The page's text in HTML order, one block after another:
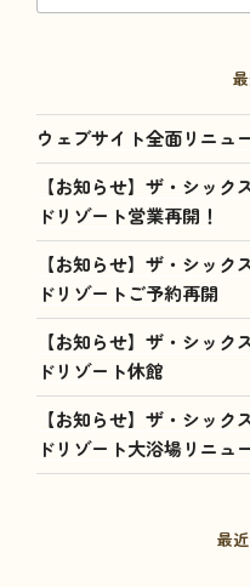
ウェブサイト全面リニュ
【お知らせ】ザ・シッ
ドリゾート営業再開！
【お知らせ】ザ・シッ
ドリゾートご予約再開
【お知らせ】ザ・シッ
ドリゾート休館
【お知らせ】ザ・シッ
ドリゾート大浴場リニュ
最